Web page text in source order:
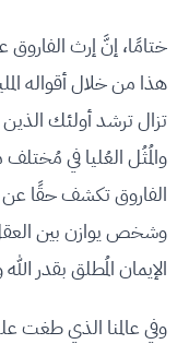
ختامًا، إنَّ إرث
هذا من خلال أقواله
تزال ترشد أولئك
والمُثُل العُليا في
الفاروق تكشف حقًا
وشخص يوازن بين
الإيمان المُطلق بقدر
وفي عالمنا الذي طغت